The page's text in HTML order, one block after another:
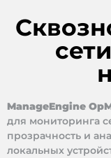
ManageEngine
для мониторинга
прозрачность и
локальных